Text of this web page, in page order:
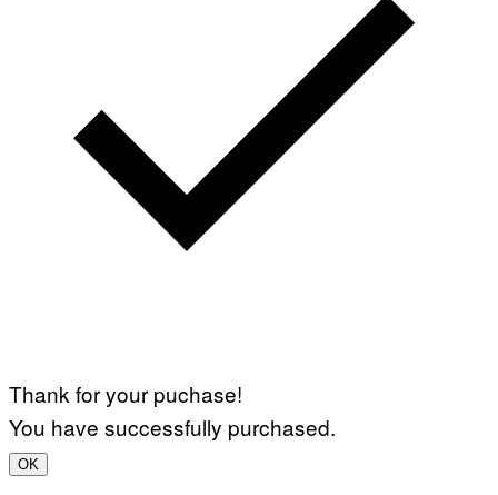
Thank for your puchase!
You have successfully purchased.
OK